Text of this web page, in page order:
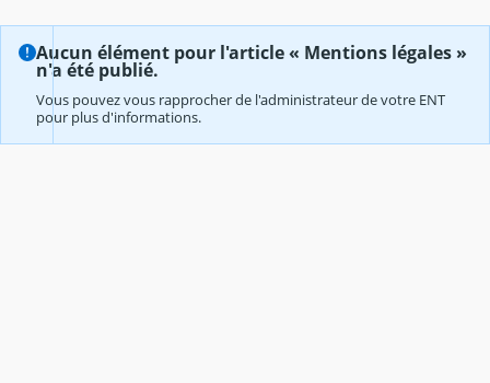
Aucun élément pour l'article « Mentions légales »
n'a été publié.
Vous pouvez vous rapprocher de l'administrateur de votre ENT
pour plus d'informations.